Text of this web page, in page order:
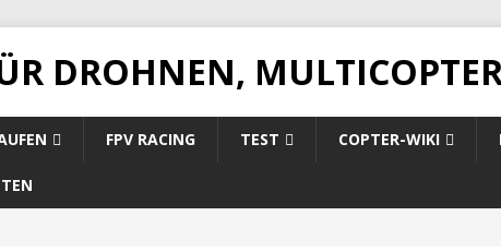
DROHNEN,
FPV RACING TEST COPTER-WIKI